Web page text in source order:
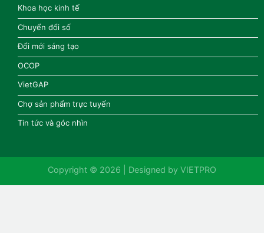
Khoa học kinh tế
Chuyển đổi số
Đổi mới sáng tạo
OCOP
VietGAP
Chợ sản phẩm trực tuyến
Tin tức và góc nhìn
Copyright © 2026 | Designed by VIETPRO